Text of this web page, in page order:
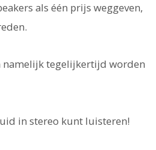
als één prijs weggeven,
namelijk tegelijkertijd worden
in stereo kunt luisteren!